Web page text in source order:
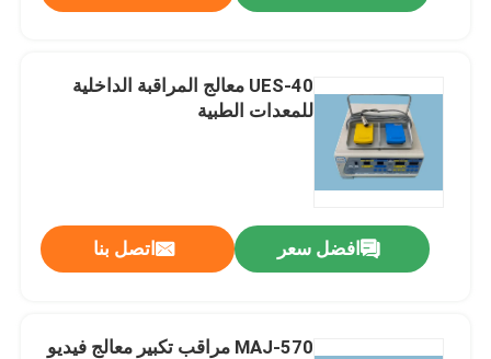
UES-40 معالج المراقبة الداخلية
للمعدات الطبية
افضل سعر اتصل بنا
MAJ-570 مراقب تكبير معالج فيديو